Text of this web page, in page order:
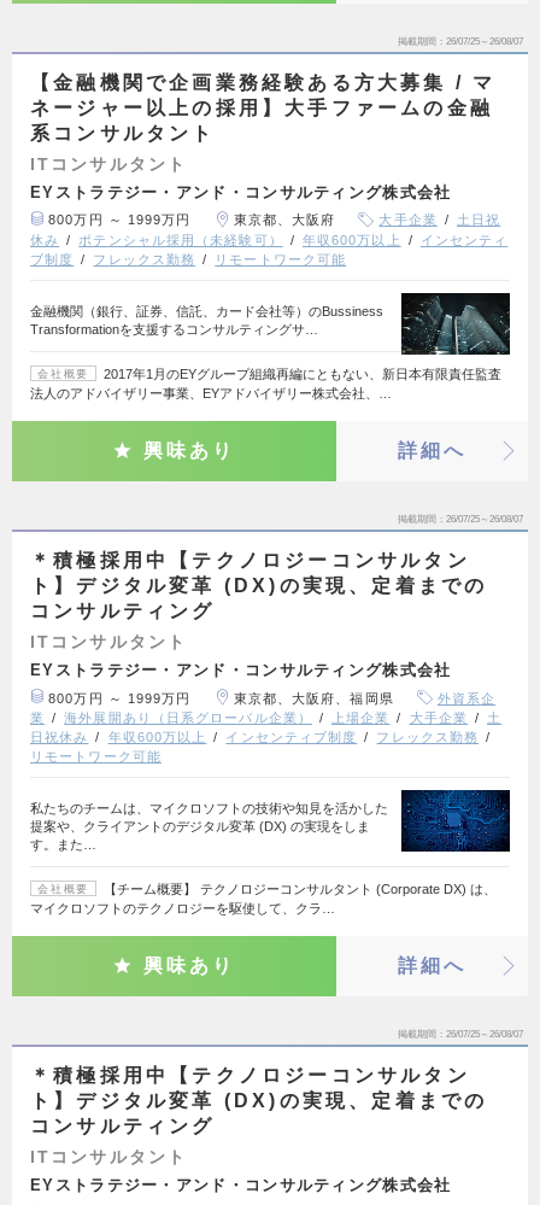
掲載期間 26/07/25～26/08/07
【金融機関で企画業務経験ある方大募集 / マ
ネージャー以上の採用】大手ファームの金融
系コンサルタント
ITコンサルタント
EYストラテジー・アンド・コンサルティング株式会社
800万円 ～ 1999万円 東京都、大阪府 大手企業
土日祝
休み
ポテンシャル採用（未経験可） 年収600万以上
インセンティ
ブ制度
フレックス勤務 リモートワーク可能
金融機関（銀行、証券、信託、カード会社等）のBussiness
Transformationを支援するコンサルティングサ…
会社概要
2017年1月のEYグループ組織再編にともない、新日本有限責任監査
法人のアドバイザリー事業、EYアドバイザリー株式会社、…
興味あり 詳細へ
掲載期間 26/07/25～26/08/07
＊積極採用中【テクノロジーコンサルタン
ト】デジタル変革 (DX)の実現、定着までの
コンサルティング
ITコンサルタント
EYストラテジー・アンド・コンサルティング株式会社
800万円 ～ 1999万円 東京都、大阪府、福岡県
外資系企
業
海外展開あり（日系グローバル企業） 上場企業 大手企業
土
日祝休み
年収600万以上 インセンティブ制度
フレックス勤務
リモートワーク可能
私たちのチームは、マイクロソフトの技術や知見を活かした
提案や、クライアントのデジタル変革 (DX) の実現をしま
す。また…
会社概要
【チーム概要】 テクノロジーコンサルタント (Corporate DX) は、
マイクロソフトのテクノロジーを駆使して、クラ…
興味あり 詳細へ
掲載期間 26/07/25～26/08/07
＊積極採用中【テクノロジーコンサルタン
ト】デジタル変革 (DX)の実現、定着までの
コンサルティング
ITコンサルタント
EYストラテジー・アンド・コンサルティング株式会社